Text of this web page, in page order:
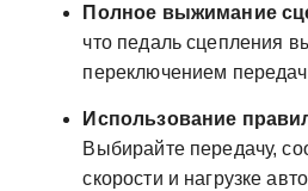
Полное выжимание
что педаль сцепления
переключением
Использование
Выбирайте передачу,
скорости и нагрузке